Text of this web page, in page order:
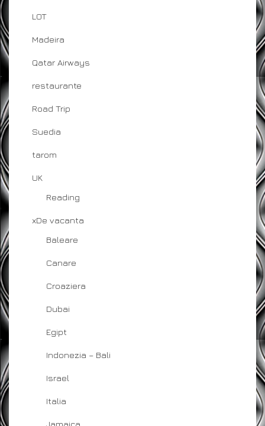
LOT
Madeira
Qatar Airways
restaurante
Road Trip
Suedia
tarom
UK
Reading
xDe vacanta
Baleare
Canare
Croaziera
Dubai
Egipt
Indonezia – Bali
Israel
Italia